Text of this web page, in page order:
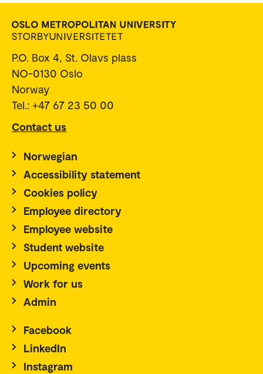
P.O. Box 4, St. Olavs plass
NO-0130 Oslo
Norway
Tel.: +47 67 23 50 00
Contact us
Norwegian
Accessibility statement
Cookies policy
Employee directory
Employee website
Student website
Upcoming events
Work for us
Admin
Facebook
LinkedIn
Instagram